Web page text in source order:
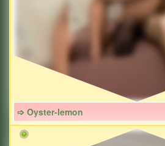
➩ Oyster-lemon